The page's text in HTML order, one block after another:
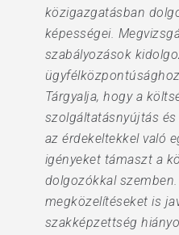
közigazgatásban
képességei.
szabályozások
Tárgyalja, hogy a
szolgáltatásnyújtás
az érdekeltekkel való
igényeket támaszt a
dolgozókkal
megközelítéseket is
szakképzettség